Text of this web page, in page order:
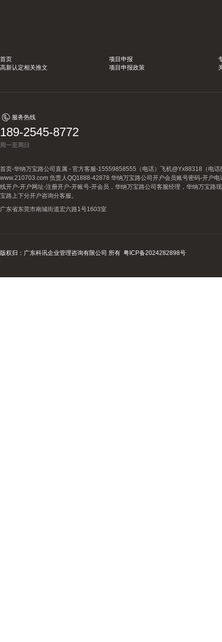
首页 项目申报
高新认定相关推文
项目申报政策
服务热线
189-2545-8772
周一至周日
首页-华纳万宝路公司直属 - 官方客服-15559858555（电话）飞机@Yx88318（电
www.210703.com 负责人QQ1888-42878 华纳万宝路公司开户会员账号密码-开户
线开户-开户网址-注册开户-开账号-开会员，华纳万宝路公司客服经理，华纳万宝路
宝路上下分开户咨询分客服。
广东省东莞市南城街道宏六路1号1603室
版权归：广东科讯企业管理咨询有限公司 所有 粤ICP备2024282898号